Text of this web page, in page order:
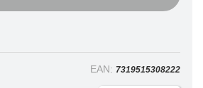
EAN: 7319515308222